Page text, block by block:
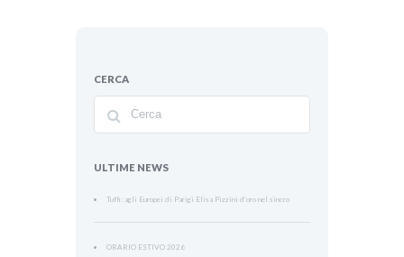
CERCA
ULTIME NEWS
Tuffi: agli Europei di Parigi Elisa Pizzini d’oro nel sincro
ORARIO ESTIVO 2026